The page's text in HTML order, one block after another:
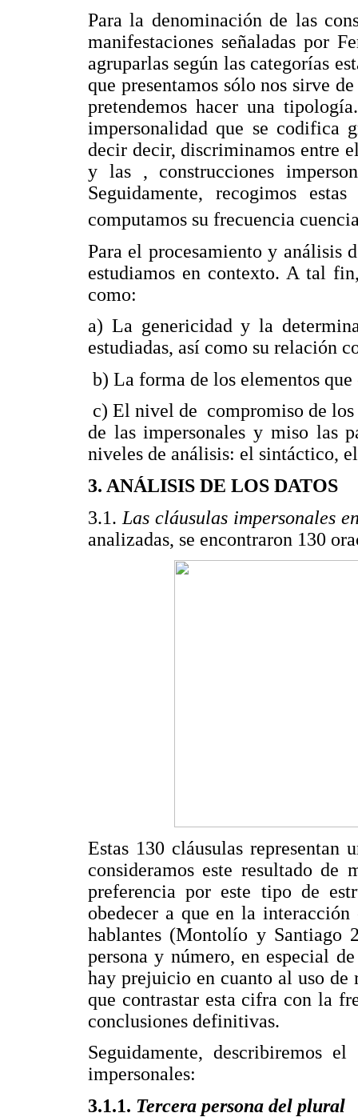
Para la denominación de las
manifestaciones señaladas por
agruparlas según las categorías
que presentamos sólo nos sirve
pretendemos hacer una
impersonalidad que se codifica
decir decir, discriminamos entre
y las , construcciones
Seguidamente, recogimos
computamos su frecuencia
Para el procesamiento y análisis
estudiamos en contexto. A tal
como:
a) La genericidad y la
estudiadas, así como su relación
b) La forma de los elementos
c) El nivel de compromiso de los
de las impersonales y miso las
niveles de análisis: el sintáctico,
3. ANÁLISIS DE LOS DATOS
3.1. Las cláusulas impersonales
analizadas, se encontraron 130
Estas 130 cláusulas
consideramos este resultado de
preferencia por este tipo de
obedecer a que en la
hablantes (Montolío y Santiago
persona y número, en especial
hay prejuicio en cuanto al uso de
que contrastar esta cifra con la
conclusiones definitivas.
Seguidamente, describiremos
impersonales:
3.1.1. Tercera persona del plural